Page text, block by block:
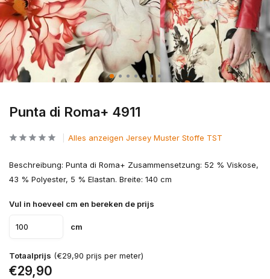
Punta di Roma+ 4911
Alles anzeigen Jersey Muster Stoffe TST
Beschreibung: Punta di Roma+ Zusammensetzung: 52 % Viskose,
43 % Polyester, 5 % Elastan. Breite: 140 cm
Vul in hoeveel cm en bereken de prijs
cm
Totaalprijs (€29,90 prijs per meter)
€29,90